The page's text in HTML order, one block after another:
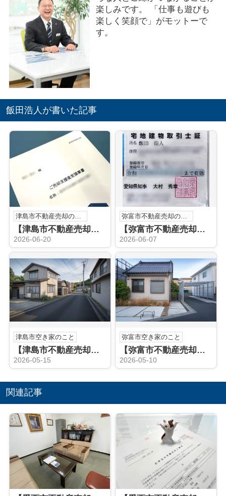
楽しみです。 「仕事も遊びも
楽しく笑顔で」がモットーで
す。
飯田浩人が書いた記事
津島市不動産売却のこと
【津島市不動産売却】不動産売却査定
2026-06-20
【弥富市不動産売却】宅地建物取引士
2026-06-07
津島市空き家のこと
【津島市不動産売却】津島市の空き家売却でお悩みですか？相談の流れと注意点をやさしく解説
2026-05-15
弥富市空き家のこと
【弥富市不動産売却】弥富市の空き家売却はどう進める？方法と流れを分かりやすく解説
2026-05-10
関連記事